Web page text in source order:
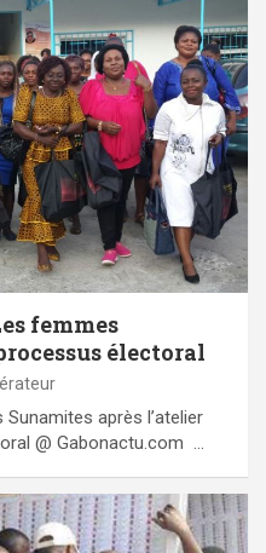
femmes
électoral
après l’atelier
@ Gabonactu.com …